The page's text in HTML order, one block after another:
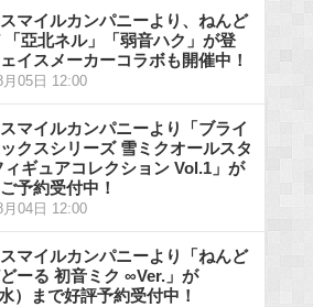
マイルカンパニーより、ねんど
「亞北ネル」「弱音ハク」が登
イスメーカーコラボも開催中！
月05日 12:00
マイルカンパニーより「ブライ
クスシリーズ 雪ミクオールスタ
ィギュアコレクション Vol.1」が
予約受付中！
月04日 12:00
マイルカンパニーより「ねんど
ーる 初音ミク ∞Ver.」が
）まで好評予約受付中！